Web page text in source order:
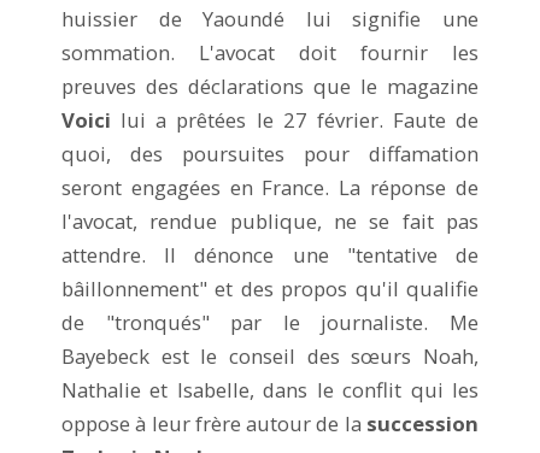
huissier de Yaoundé lui signifie une
sommation. L'avocat doit fournir les
preuves des déclarations que le magazine
Voici lui a prêtées le 27 février. Faute de
quoi, des poursuites pour diffamation
seront engagées en France. La réponse de
l'avocat, rendue publique, ne se fait pas
attendre. Il dénonce une "tentative de
bâillonnement" et des propos qu'il qualifie
de "tronqués" par le journaliste. Me
Bayebeck est le conseil des sœurs Noah,
Nathalie et Isabelle, dans le conflit qui les
oppose à leur frère autour de la succession